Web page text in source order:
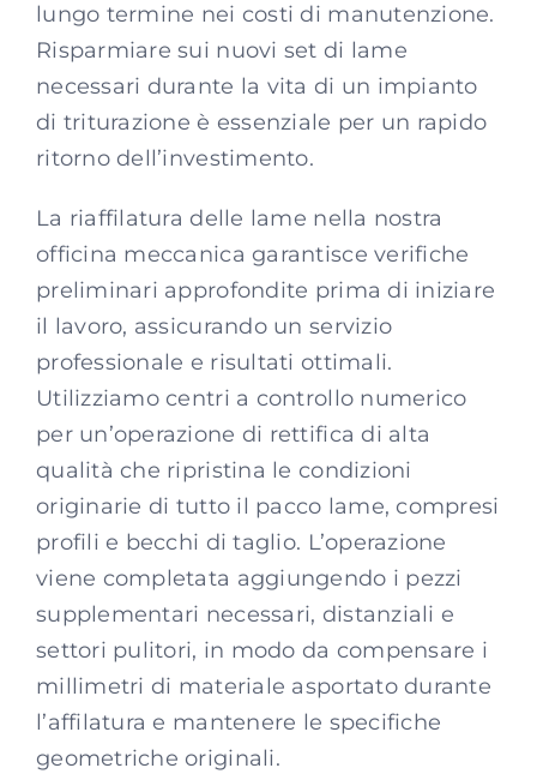
lungo termine nei costi di manutenzione.
Risparmiare sui nuovi set di lame
necessari durante la vita di un impianto
di triturazione è essenziale per un rapido
ritorno dell’investimento.
La riaffilatura delle lame nella nostra
officina meccanica garantisce verifiche
preliminari approfondite prima di iniziare
il lavoro, assicurando un servizio
professionale e risultati ottimali.
Utilizziamo centri a controllo numerico
per un’operazione di rettifica di alta
qualità che ripristina le condizioni
originarie di tutto il pacco lame, compresi
profili e becchi di taglio. L’operazione
viene completata aggiungendo i pezzi
supplementari necessari, distanziali e
settori pulitori, in modo da compensare i
millimetri di materiale asportato durante
l’affilatura e mantenere le specifiche
geometriche originali.